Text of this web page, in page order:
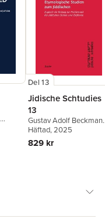
Del 13
Jidische Schtudies
13
Gustav Adolf
Erika Timm
Häftad, 2025
829 kr